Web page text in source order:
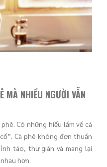
MÀ NHIỀU NGƯỜI VẪN
Có những hiểu lầm về cà
Cà phê không đơn thuần
táo, thư giãn và mang lại
hơn.